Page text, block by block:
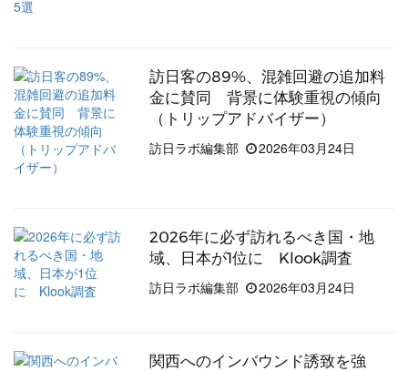
訪日客の89%、混雑回避の追加料
金に賛同 背景に体験重視の傾向
（トリップアドバイザー）
訪日ラボ編集部
2026年03月24日
2026年に必ず訪れるべき国・地
域、日本が1位に Klook調査
訪日ラボ編集部
2026年03月24日
関西へのインバウンド誘致を強